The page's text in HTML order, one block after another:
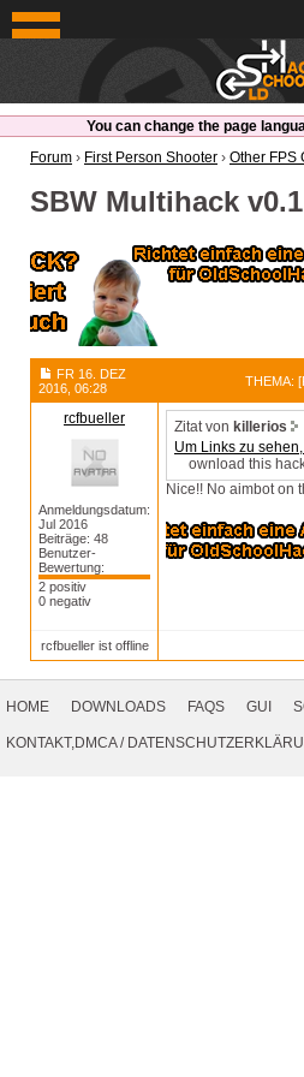
OldSchoolHack
You can change the page
Forum › First Person Shooter › Other FPS
SBW Multihack v0.1
FR 16. DEZ
2016, 06:28
THEMA:
rcfbueller
Anmeldungsdatum:
Jul 2016
Beiträge: 48
Benutzer-
Bewertung:
2 positiv
0 negativ
Zitat von killerios
Um Links zu
ownload this
Nice!! No aimbot on
rcfbueller ist offline
Navigation
HOME DOWNLOADS FAQS GUI
KONTAKT,DMCA/